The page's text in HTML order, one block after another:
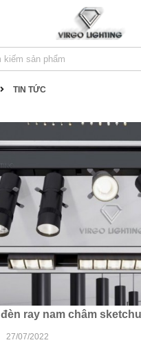
TIN TỨC
ray nam châm
27/07/2022